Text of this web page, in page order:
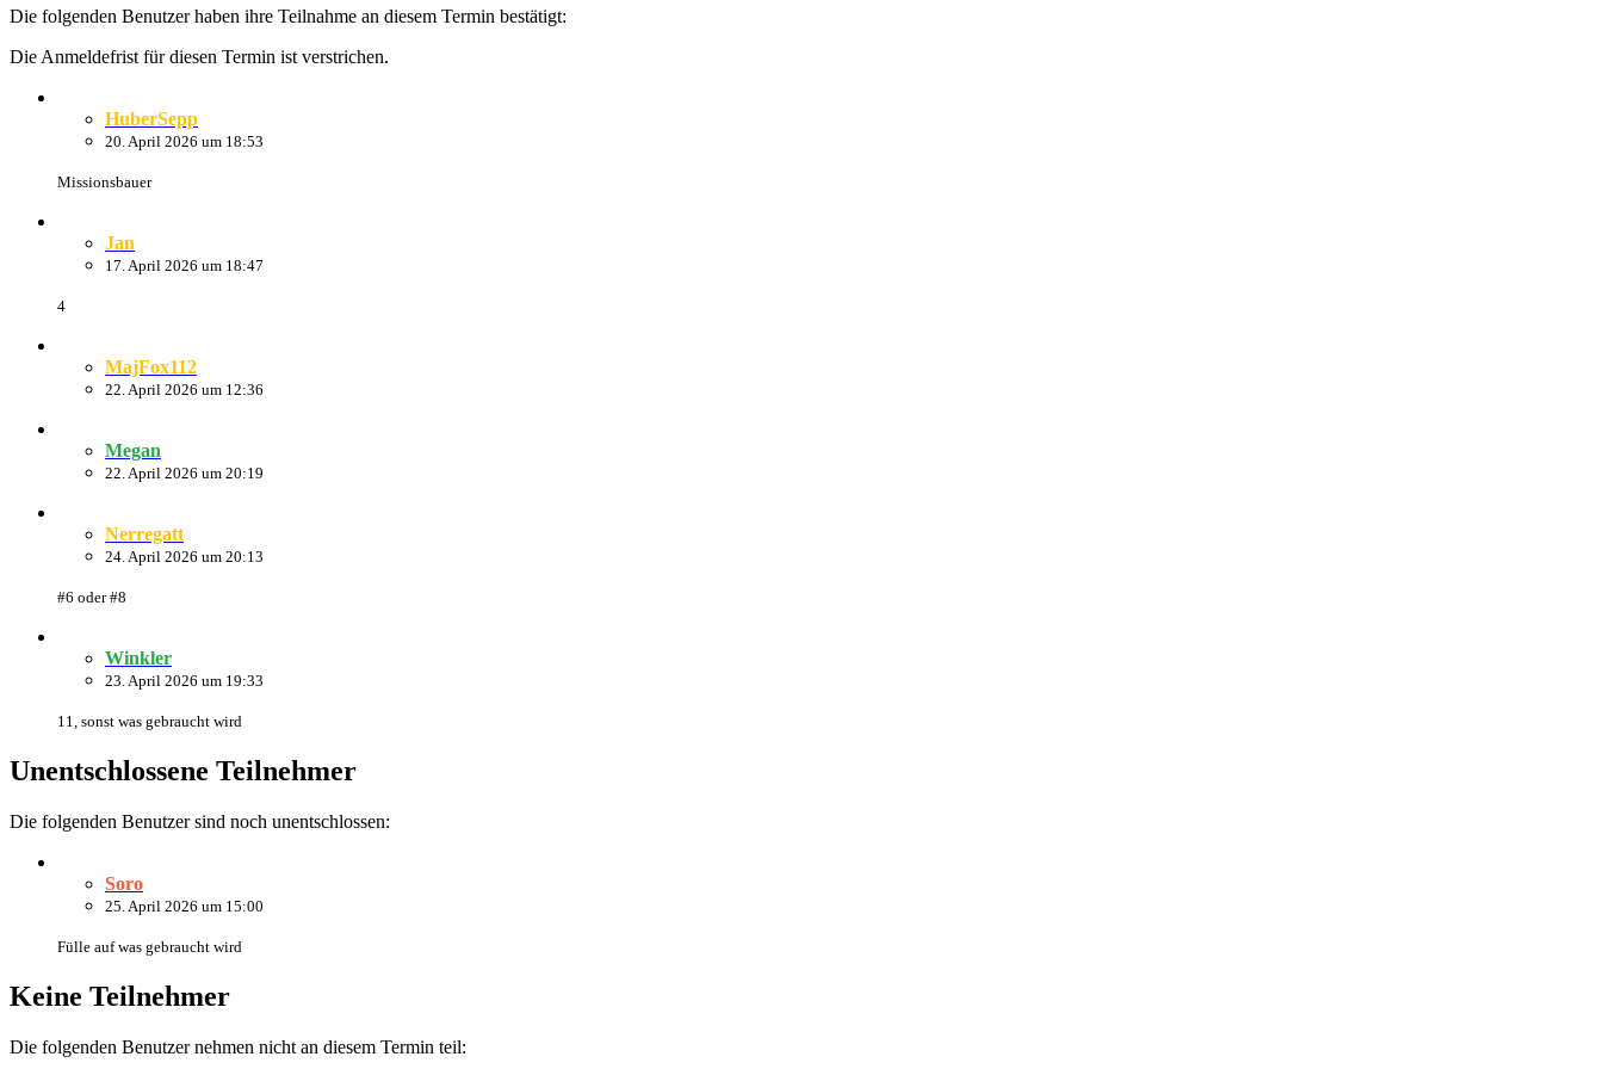
Die folgenden Benutzer haben ihre Teilnahme an diesem Termin bestätigt:
Die Anmeldefrist für diesen Termin ist verstrichen.
HuberSepp
20. April 2026 um 18:53
Missionsbauer
Jan
17. April 2026 um 18:47
4
MajFox112
22. April 2026 um 12:36
Megan
22. April 2026 um 20:19
Nerregatt
24. April 2026 um 20:13
#6 oder #8
Winkler
23. April 2026 um 19:33
11, sonst was gebraucht wird
Unentschlossene Teilnehmer
Die folgenden Benutzer sind noch unentschlossen:
Soro
25. April 2026 um 15:00
Fülle auf was gebraucht wird
Keine Teilnehmer
Die folgenden Benutzer nehmen nicht an diesem Termin teil: